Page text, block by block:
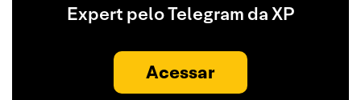
Expert pelo Telegram da XP
Acessar